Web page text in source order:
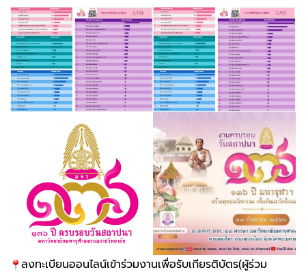
ลงทะเบียนออนไลน์เข้าร่วมงานเพื่อรับเกียรติบัตร(ผู้ร่วม